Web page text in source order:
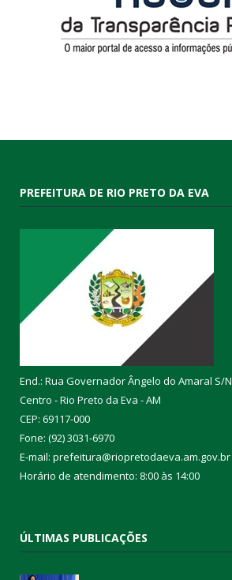
PREFEITURA DE RIO PRETO DA EVA
End.: Rua Governador Ângelo do Amaral S/N
Centro - Rio Preto da Eva - AM
CEP: 69117-000
Fone: (92) 3031-6970
E-mail: prefeitura@riopretodaeva.am.gov.br
Horário de atendimento: 8:00 às 14:00
ÚLTIMAS PUBLICAÇÕES